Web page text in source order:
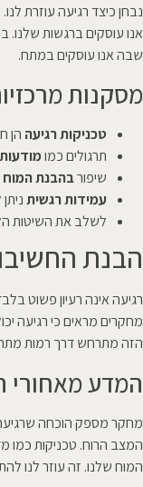
נבחן כיצד רגיעה עוזרת
אנו עוסקים ברגשות שלנו.
שבה אנו עוסקים במתח.
מסקנות
טכניקות רגיעה הן
תרגולים כמומודעות
שיפורבהבנת המוח
עמידות רגשית
לשלב את השיטות
הבנת
רגיעה אינה רעיון פשוט
מחקרים מראים כי רגיעה
הזה מתרחש דרך רמות מתח
המדע מאחורי
מחקר מספק הוכחה
המצב הרוח. טכניקות כמו
המוח שלנו. זה עוזר לנו